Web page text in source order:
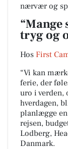
nærvær og
“Mange
tryg og
Hos First
“Vi kan
ferie, der
uro i verden,
hverdagen,
planlægge
rejsen,
Lodberg,
Danmark.